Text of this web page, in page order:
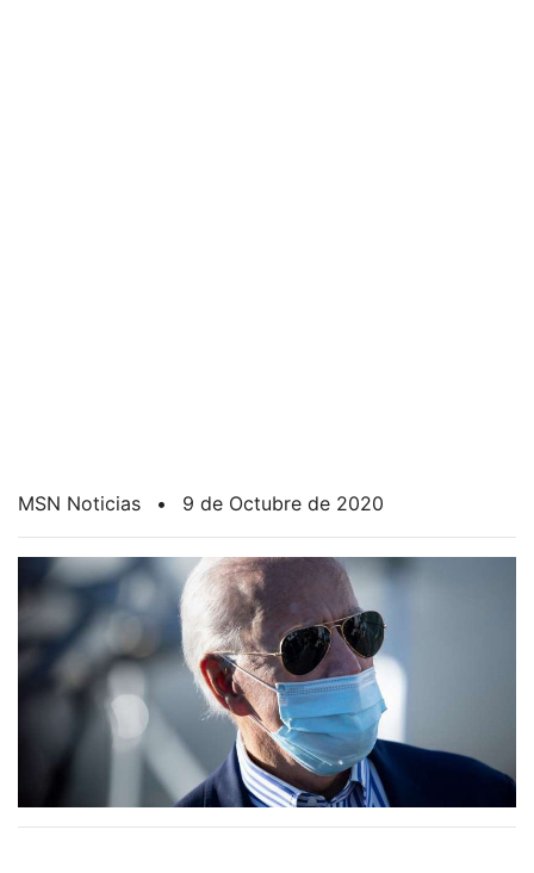
MSN Noticias • 9 de Octubre de 2020